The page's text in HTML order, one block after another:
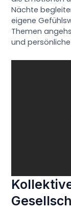
Nächte
eigene
Themen
und persönliche